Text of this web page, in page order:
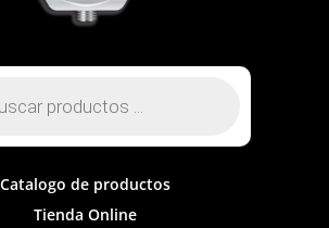
Catalogo de productos
Tienda Online